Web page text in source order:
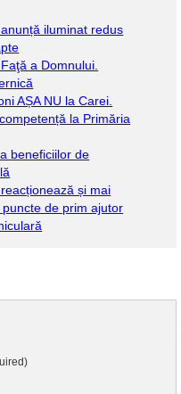
iluminat redus
a Domnului.
AȘA NU la Carei.
la Primăria
beneficiilor de
și mai
de prim ajutor